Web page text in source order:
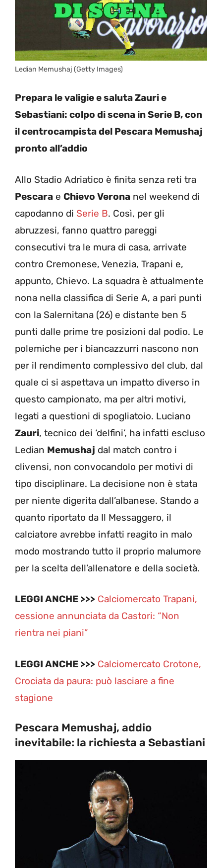
Ledian Memushaj (Getty Images)
Prepara le valigie e saluta Zauri e
Sebastiani: colpo di scena in Serie B, con
il centrocampista del Pescara Memushaj
pronto all’addio
Allo Stadio Adriatico è finita senza reti tra
Pescara e Chievo Verona nel weekend di
capodanno di Serie B. Così, per gli
abruzzesi, fanno quattro pareggi
consecutivi tra le mura di casa, arrivate
contro Cremonese, Venezia, Trapani e,
appunto, Chievo. La squadra è attualmente
nona nella classifica di Serie A, a pari punti
con la Salernitana (26) e distante ben 5
punti dalle prime tre posizioni dal podio. Le
polemiche per i biancazzurri nascono non
per il rendimento complessivo del club, dal
quale ci si aspettava un impatto diverso in
questo campionato, ma per altri motivi,
legati a questioni di spogliatoio. Luciano
Zauri, tecnico dei ‘delfini’, ha infatti escluso
Ledian Memushaj dal match contro i
clivensi, non convocandolo per motivi di
tipo disciplinare. La decisione non è stata
per niente digerita dall’albanese. Stando a
quanto riportato da Il Messaggero, il
calciatore avrebbe infatti reagito in malo
modo mostrando tutto il proprio malumore
per la scelta dell’allenatore e della società.
LEGGI ANCHE >>> Calciomercato Trapani,
cessione annunciata da Castori: “Non
rientra nei piani”
LEGGI ANCHE >>> Calciomercato Crotone,
Crociata da paura: può lasciare a fine
stagione
Pescara Memushaj, addio
inevitabile: la richiesta a Sebastiani